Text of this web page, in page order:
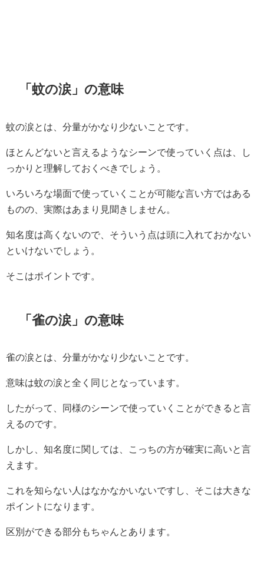
「蚊の涙」の意味
蚊の涙とは、分量がかなり少ないことです。
ほとんどないと言えるようなシーンで使っていく点は、し
っかりと理解しておくべきでしょう。
いろいろな場面で使っていくことが可能な言い方ではある
ものの、実際はあまり見聞きしません。
知名度は高くないので、そういう点は頭に入れておかない
といけないでしょう。
そこはポイントです。
「雀の涙」の意味
雀の涙とは、分量がかなり少ないことです。
意味は蚊の涙と全く同じとなっています。
したがって、同様のシーンで使っていくことができると言
えるのです。
しかし、知名度に関しては、こっちの方が確実に高いと言
えます。
これを知らない人はなかなかいないですし、そこは大きな
ポイントになります。
区別ができる部分もちゃんとあります。